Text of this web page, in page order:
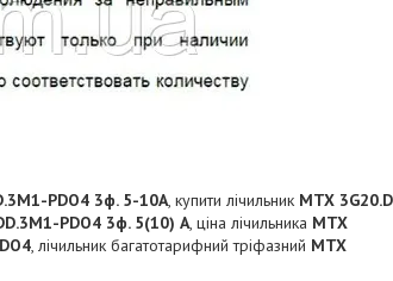
PDO4 3ф. 5-10А, купити лічильник MTX
PDO4 3ф. 5(10) А, ціна лічильника MTX
, лiчильник багатотарифний тріфазний MTX